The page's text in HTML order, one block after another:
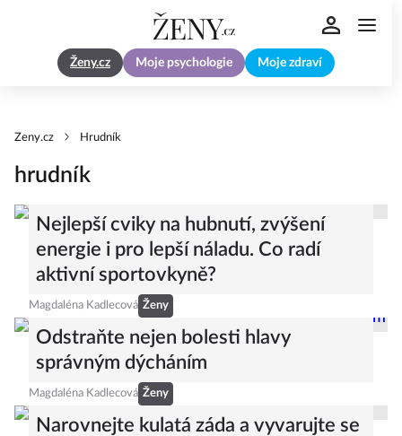
Ženy.cz Moje psychologie Moje zdraví
Zeny.cz Hrudník
hrudník
Nejlepší cviky na hubnutí, zvýšení
energie i pro lepší náladu. Co radí
aktivní sportovkyně?
Magdaléna Kadlecová Ženy
Odstraňte nejen bolesti hlavy
správným dýcháním
Magdaléna Kadlecová Ženy
Narovnejte kulatá záda a vyvarujte se